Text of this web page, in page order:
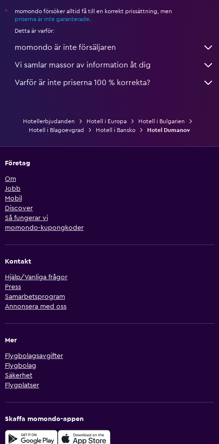
*
momondo försöker alltid få till en korrekt prissättning, men
priserna är inte garanterade
Detta är varför:
momondo är inte försäljaren
Vi samlar massor av information åt dig
Varför är inte priserna 100 % korrekta?
Hotellerbjudanden Hotell i Europa
Hotell i Bulgarien
Hotell i Blagoevgrad
Hotell i Bansko Hotel Dumanov
Företag
Om
Jobb
Mobil
Discover
Så fungerar vi
momondo-kupongkoder
Kontakt
Hjälp/Vanliga frågor
Press
Samarbetsprogram
Annonsera med oss
Mer
Flygbolagsavgifter
Flygbolag
Säkerhet
Flygplatser
Skaffa momondo-appen